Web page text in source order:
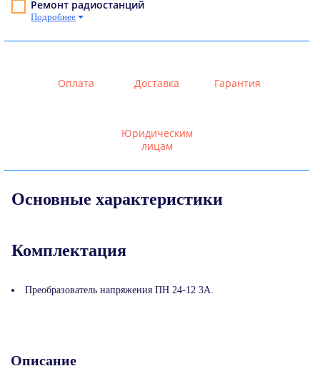
Ремонт радиостанций
Подробнее
Оплата Доставка Гарантия
Юридическим
лицам
Основные характеристики
Комплектация
Преобразователь напряжения ПН 24-12 3А.
Описание